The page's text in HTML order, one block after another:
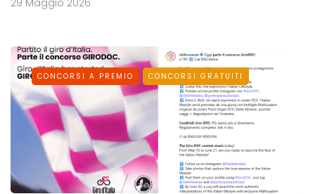
29 Maggio 2026
CONCORSI A PREMIO CONCORSI GRATUITI